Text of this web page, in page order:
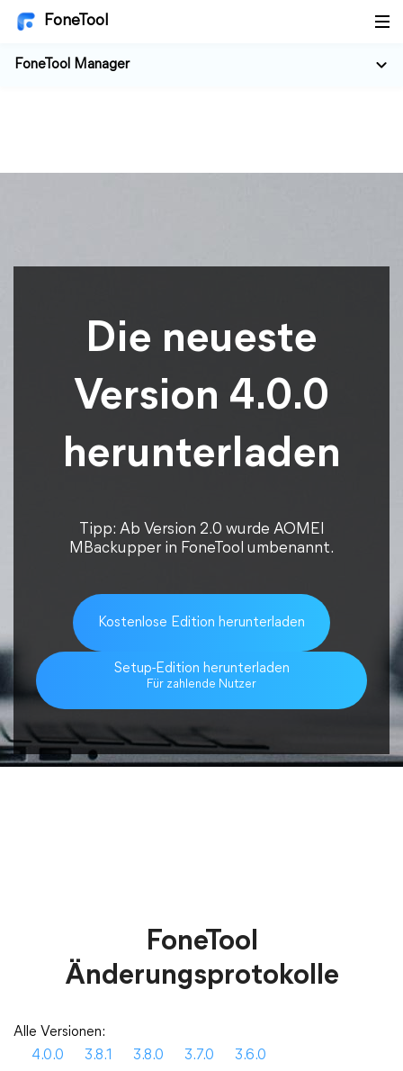
FoneTool
FoneTool Manager
Die neueste
Version 4.0.0
herunterladen
Tipp: Ab Version 2.0 wurde AOMEI
MBackupper in FoneTool umbenannt.
Kostenlose Edition herunterladen
Setup-Edition herunterladen
Für zahlende Nutzer
FoneTool
Änderungsprotokolle
Alle Versionen:
4.0.0
3.8.1 3.8.0 3.7.0
3.6.0